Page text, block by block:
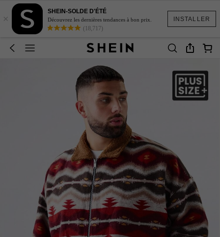
INSTALLER
×
SHEIN-SOLDE D'ÉTÉ
Découvrez les dernières tendances à bon prix.
(18,717)